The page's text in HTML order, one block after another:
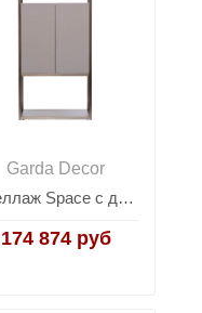
Garda Decor
Стеллаж Space с дверцами 58DB-SH16061B
174 874 руб